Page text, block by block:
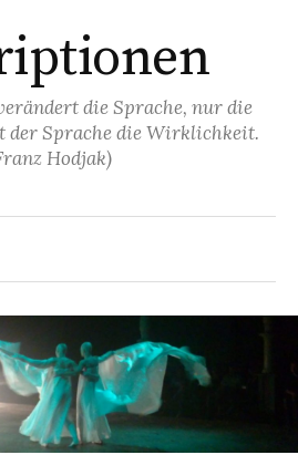
die Sprache, nur die
der Sprache die Wirklichkeit.
Hodjak)